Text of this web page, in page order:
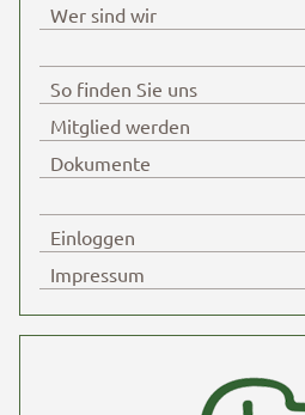
Wer sind wir
So finden Sie uns
Mitglied werden
Dokumente
Einloggen
Impressum